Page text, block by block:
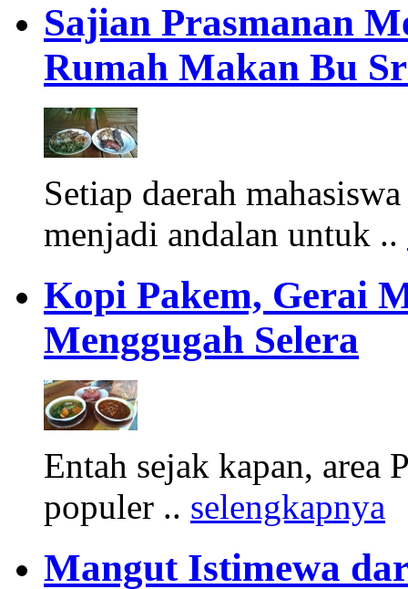
Sajian Prasmanan
Rumah Makan Bu
Setiap daerah
menjadi andalan untuk ..
Kopi Pakem, Gerai
Menggugah Selera
Entah sejak kapan, area
populer .. selengkapnya
Mangut Istimewa